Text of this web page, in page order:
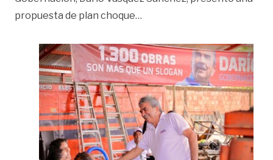
propuesta de plan choque…